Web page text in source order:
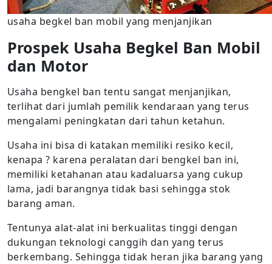
usaha begkel ban mobil yang menjanjikan
Prospek Usaha Begkel Ban Mobil
dan Motor
Usaha bengkel ban tentu sangat menjanjikan,
terlihat dari jumlah pemilik kendaraan yang terus
mengalami peningkatan dari tahun ketahun.
Usaha ini bisa di katakan memiliki resiko kecil,
kenapa ? karena peralatan dari bengkel ban ini,
memiliki ketahanan atau kadaluarsa yang cukup
lama, jadi barangnya tidak basi sehingga stok
barang aman.
Tentunya alat-alat ini berkualitas tinggi dengan
dukungan teknologi canggih dan yang terus
berkembang. Sehingga tidak heran jika barang yang